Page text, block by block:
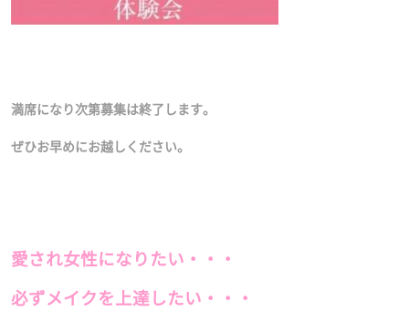
満席になり次第募集は終了します。
ぜひお早めにお越しください。
愛され女性になりたい・・・
必ずメイクを上達したい・・・